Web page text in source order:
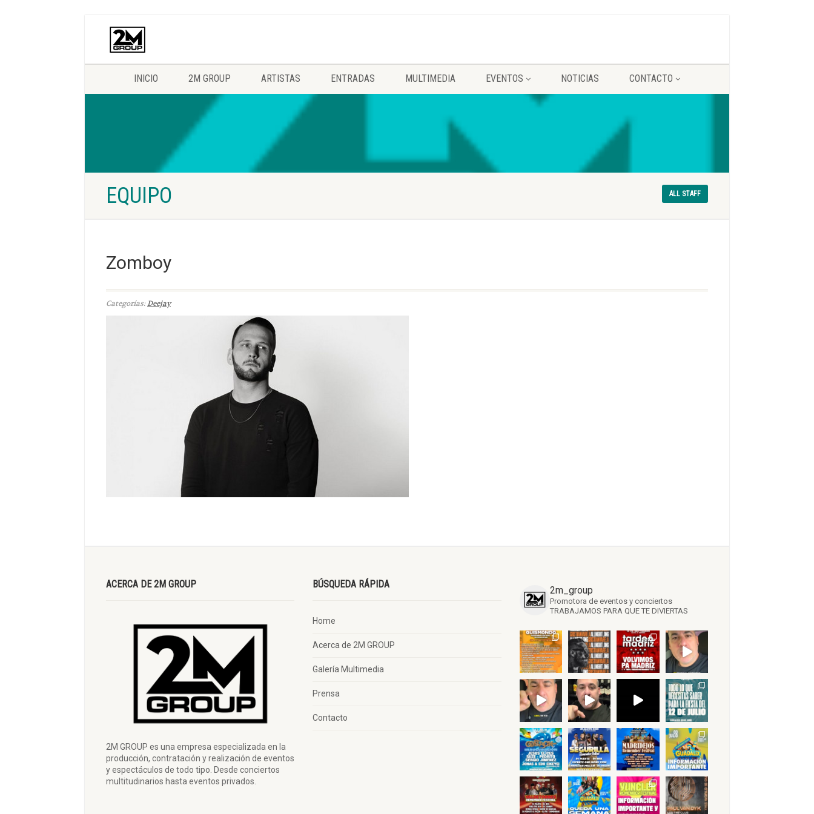
INICIO 2M GROUP ARTISTAS ENTRADAS MULTIMEDIA EVENTOS NOTICIAS CONTACTO
EQUIPO ALL STAFF
Zomboy
Categorías:Deejay
ACERCA DE 2M GROUP
2M GROUP es una empresa especializada en la
producción, contratación y realización de eventos
y espectáculos de todo tipo. Desde conciertos
multitudinarios hasta eventos privados.
BÚSQUEDA RÁPIDA
Home
Acerca de 2M GROUP
Galería Multimedia
Prensa
Contacto
2m_group
Promotora de eventos y conciertos
TRABAJAMOS PARA QUE TE DIVIERTAS